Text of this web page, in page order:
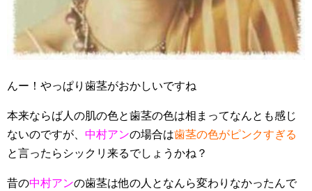
んー！やっぱり歯茎がおかしいですね
本来ならば人の肌の色と歯茎の色は相まってなんとも感じ
ないのですが、 中村アンの場合は歯茎の色がピンクすぎる
と言ったらシックリ来るでしょうかね？
昔の中村アンの歯茎は他の人となんら変わりなかったんで